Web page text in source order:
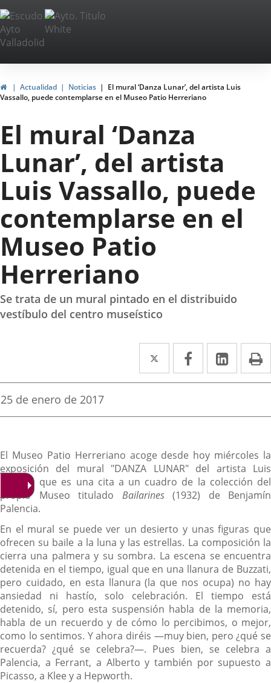
Saltar al contenido
Portal
Web
del
Ayuntamiento
de
Valladolid
InicioActualidad Noticias
El mural ‘Danza Lunar’, del artista Luis
Vassallo, puede contemplarse en el Museo Patio Herreriano
El mural ‘Danza
Lunar’, del artista
Luis Vassallo, puede
contemplarse en el
Museo Patio
Herreriano
Se trata de un mural pintado en el distribuido
vestíbulo del centro museístico
Twitter
Enlace
a
aplicación
Facebook
Enlace
a
aplicación
Enlace
a
Fecha
la
25 de enero de 2017
Descripción
El Museo Patio Herreriano acoge desde hoy miércoles la
exposición del mural "DANZA LUNAR" del artista Luis
Vasallo, que es una cita a un cuadro de la colección del
propio Museo titulado Bailarines (1932) de Benjamín
Palencia.
En el mural se puede ver un desierto y unas figuras que
ofrecen su baile a la luna y las estrellas. La composición la
cierra una palmera y su sombra. La escena se encuentra
detenida en el tiempo, igual que en una llanura de Buzzati,
pero cuidado, en esta llanura (la que nos ocupa) no hay
ansiedad ni hastío, solo celebración. El tiempo está
detenido, sí, pero esta suspensión habla de la memoria,
habla de un recuerdo y de cómo lo percibimos, o mejor,
como lo sentimos. Y ahora diréis —muy bien, pero ¿qué se
recuerda? ¿qué se celebra?—. Pues bien, se celebra a
Palencia, a Ferrant, a Alberto y también por supuesto a
Picasso, a Klee y a Hepworth.